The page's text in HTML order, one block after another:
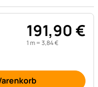
191,90€
1 m =3,84€